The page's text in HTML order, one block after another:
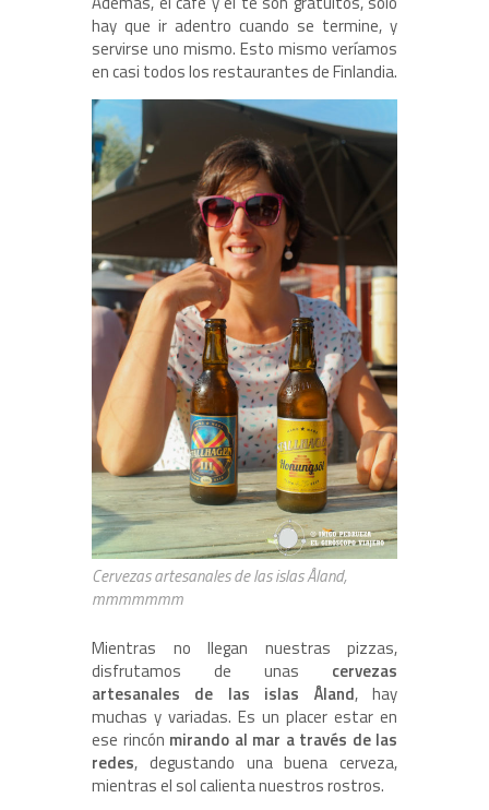
hay que ir adentro cuando se termine, y
servirse uno mismo. Esto mismo veríamos
en casi todos los restaurantes de Finlandia.
Cervezas artesanales de las islas Åland,
mmmmmmm
Mientras no llegan nuestras pizzas,
disfrutamos de unas cervezas
artesanales de las islas Åland, hay
muchas y variadas. Es un placer estar en
ese rincón mirando al mar a través de las
redes, degustando una buena cerveza,
mientras el sol calienta nuestros rostros.